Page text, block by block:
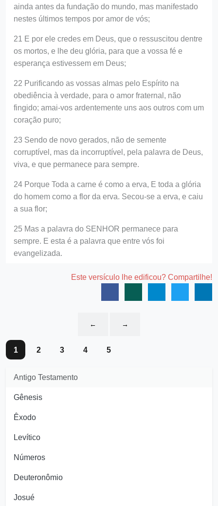
Antigo Testamento
Gênesis
Êxodo
Levítico
Números
Deuteronômio
Josué
ainda antes da fundação do mundo, mas manifestado
nestes últimos tempos por amor de vós;
21 E por ele credes em Deus, que o ressuscitou dentre
os mortos, e lhe deu glória, para que a vossa fé e
esperança estivessem em Deus;
22 Purificando as vossas almas pelo Espírito na
obediência à verdade, para o amor fraternal, não
fingido; amai-vos ardentemente uns aos outros com um
coração puro;
23 Sendo de novo gerados, não de semente
corruptível, mas da incorruptível, pela palavra de Deus,
viva, e que permanece para sempre.
24 Porque Toda a carne é como a erva, E toda a glória
do homem como a flor da erva. Secou-se a erva, e caiu
a sua flor;
25 Mas a palavra do SENHOR permanece para
sempre. E esta é a palavra que entre vós foi
evangelizada.
Este versículo lhe edificou? Compartilhe!
← →
1 2 3 4 5